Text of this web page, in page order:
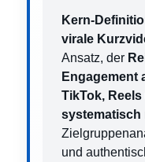
Kern-
virale
Ansatz, der
Engagement
TikTok,
systematisch
und